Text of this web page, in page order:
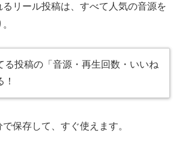
リール投稿は、すべて人気の音源を
る投稿の「音源・再生回数・いいね
保存して、すぐ使えます。